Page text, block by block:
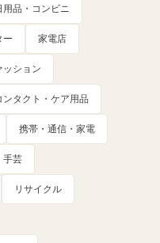
品・コンビニ
ー 家電店
ッション
ンタクト・ケア用品
携帯・通信・家電
手芸
リサイクル